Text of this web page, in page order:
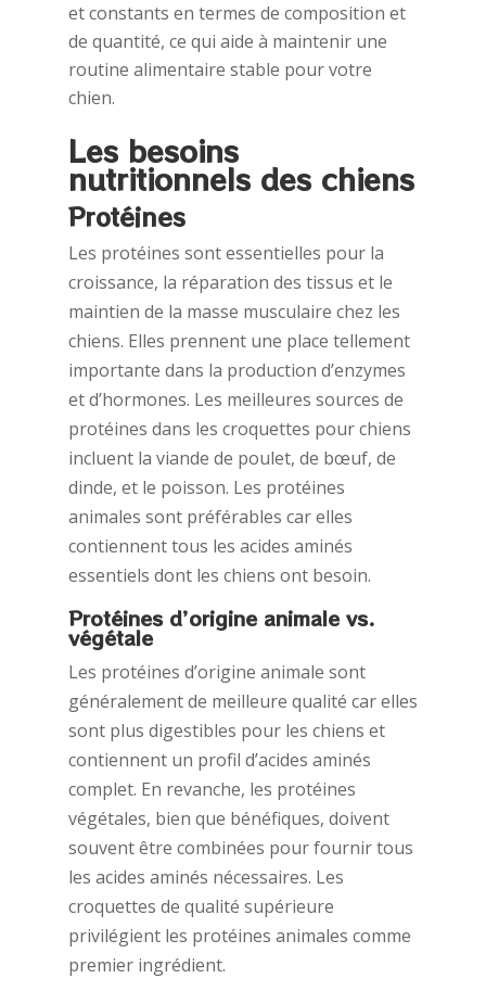
et constants en termes de composition et
de quantité, ce qui aide à maintenir une
routine alimentaire stable pour votre
chien.
Les besoins
nutritionnels des chiens
Protéines
Les protéines sont essentielles pour la
croissance, la réparation des tissus et le
maintien de la masse musculaire chez les
chiens. Elles prennent une place tellement
importante dans la production d’enzymes
et d’hormones. Les meilleures sources de
protéines dans les croquettes pour chiens
incluent la viande de poulet, de bœuf, de
dinde, et le poisson. Les protéines
animales sont préférables car elles
contiennent tous les acides aminés
essentiels dont les chiens ont besoin.
Protéines d’origine animale vs.
végétale
Les protéines d’origine animale sont
généralement de meilleure qualité car elles
sont plus digestibles pour les chiens et
contiennent un profil d’acides aminés
complet. En revanche, les protéines
végétales, bien que bénéfiques, doivent
souvent être combinées pour fournir tous
les acides aminés nécessaires. Les
croquettes de qualité supérieure
privilégient les protéines animales comme
premier ingrédient.